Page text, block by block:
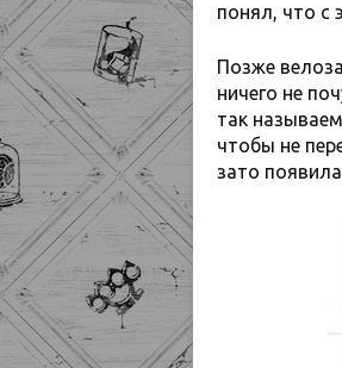
понял, что с
Позже
ничего не
так
чтобы не
зато